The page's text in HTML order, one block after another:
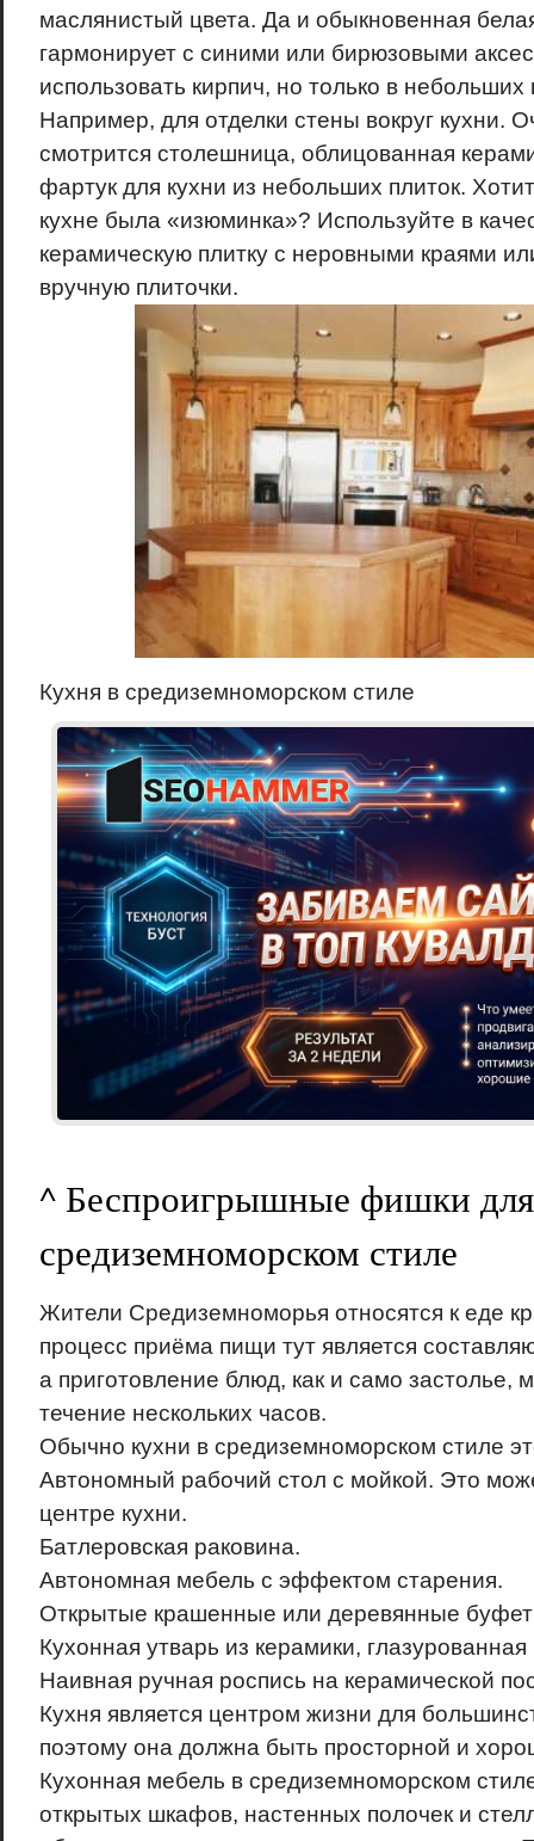
маслянистый цвета. Да и обыкновенная
гармонирует с синими или бирюзовыми
использовать кирпич, но только в небольших
Например, для отделки стены вокруг кухни.
смотрится столешница, облицованная
фартук для кухни из небольших плиток.
кухне была «изюминка»? Используйте в
керамическую плитку с неровными краями
вручную плиточки.
Кухня в средиземноморском стиле
^ Беспроигрышные фишки
средиземноморском стиле
Жители Средиземноморья относятся к еде
процесс приёма пищи тут является
а приготовление блюд, как и само застолье,
течение нескольких часов.
Обычно кухни в средиземноморском стиле
Автономный рабочий стол с мойкой. Это
центре кухни.
Батлеровская раковина.
Автономная мебель с эффектом старения.
Открытые крашенные или деревянные
Кухонная утварь из керамики, глазурованная
Наивная ручная роспись на керамической
Кухня является центром жизни для
поэтому она должна быть просторной и
Кухонная мебель в средиземноморском
открытых шкафов, настенных полочек и